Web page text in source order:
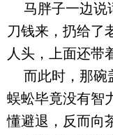
马胖子一边说
刀钱来，扔给了
人头，上面还带
而此时，那碗
蜈蚣毕竟没有智
懂避退，反而向